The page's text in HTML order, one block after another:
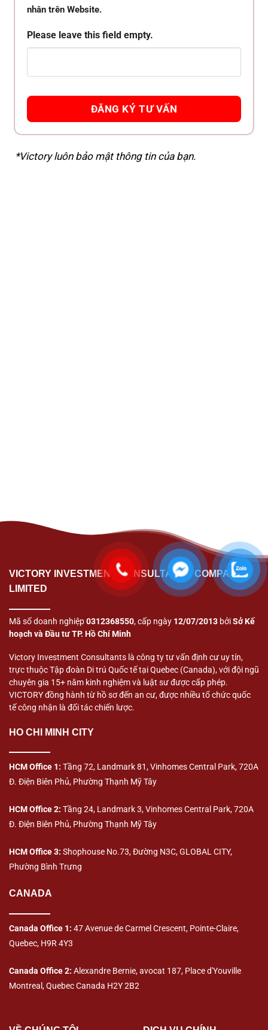
nhân trên Website.
Please leave this field empty.
*Victory luôn bảo mật thông tin của bạn.
VICTORY INVESTMENT CONSULTANTS COMPANY
LIMITED
Mã số doanh nghiệp0312368550, cấp ngày 12/07/2013 bởiSở Kế
hoạch và Đầu tư TP. Hồ Chí Minh
Victory Investment Consultants là công ty tư vấn định cư uy tín,
trực thuộc Tập đoàn Di trú Quốc tế tại Quebec (Canada), với đội ngũ
chuyên gia 15+ năm kinh nghiệm và luật sư được cấp phép.
VICTORY đồng hành từ hồ sơ đến an cư, được nhiều tổ chức quốc
tế công nhận là đối tác chiến lược.
HO CHI MINH CITY
HCM Office 1: Tầng 72, Landmark 81, Vinhomes Central Park, 720A
Đ. Điện Biên Phủ, Phường Thạnh Mỹ Tây
HCM Office 2: Tầng 24, Landmark 3, Vinhomes Central Park, 720A
Đ. Điện Biên Phủ, Phường Thạnh Mỹ Tây
HCM Office 3: Shophouse No.73, Đường N3C, GLOBAL CITY,
Phường Bình Trưng
CANADA
Canada Office 1: 47 Avenue de Carmel Crescent, Pointe-Claire,
Quebec, H9R 4Y3
Canada Office 2: Alexandre Bernie, avocat 187, Place d'Youville
Montreal, Quebec Canada H2Y 2B2